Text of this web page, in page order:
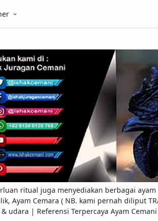
ritual juga menyediakan berbagai
Ayam Cemara ( NB. kami pernah diliput
udara | Referensi Terpercaya Ayam